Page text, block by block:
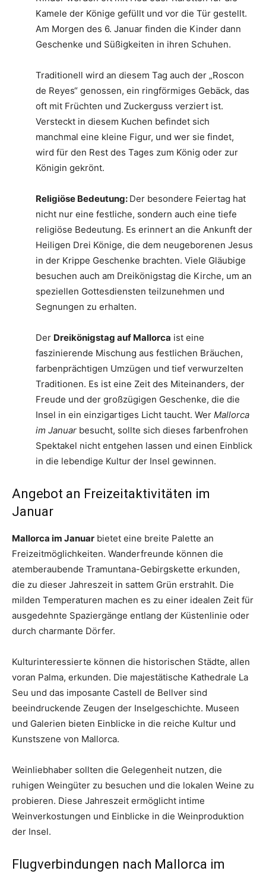
Kamele der Könige gefüllt und vor die Tür gestellt.
Am Morgen des 6. Januar finden die Kinder dann
Geschenke und Süßigkeiten in ihren Schuhen.
Traditionell wird an diesem Tag auch der „Roscon
de Reyes“ genossen, ein ringförmiges Gebäck, das
oft mit Früchten und Zuckerguss verziert ist.
Versteckt in diesem Kuchen befindet sich
manchmal eine kleine Figur, und wer sie findet,
wird für den Rest des Tages zum König oder zur
Königin gekrönt.
Religiöse Bedeutung: Der besondere Feiertag hat
nicht nur eine festliche, sondern auch eine tiefe
religiöse Bedeutung. Es erinnert an die Ankunft der
Heiligen Drei Könige, die dem neugeborenen Jesus
in der Krippe Geschenke brachten. Viele Gläubige
besuchen auch am Dreikönigstag die Kirche, um an
speziellen Gottesdiensten teilzunehmen und
Segnungen zu erhalten.
Der Dreikönigstag auf Mallorca ist eine
faszinierende Mischung aus festlichen Bräuchen,
farbenprächtigen Umzügen und tief verwurzelten
Traditionen. Es ist eine Zeit des Miteinanders, der
Freude und der großzügigen Geschenke, die die
Insel in ein einzigartiges Licht taucht. Wer Mallorca
im Januar besucht, sollte sich dieses farbenfrohen
Spektakel nicht entgehen lassen und einen Einblick
in die lebendige Kultur der Insel gewinnen.
Angebot an Freizeitaktivitäten im
Januar
Mallorca im Januar bietet eine breite Palette an
Freizeitmöglichkeiten. Wanderfreunde können die
atemberaubende Tramuntana-Gebirgskette erkunden,
die zu dieser Jahreszeit in sattem Grün erstrahlt. Die
milden Temperaturen machen es zu einer idealen Zeit für
ausgedehnte Spaziergänge entlang der Küstenlinie oder
durch charmante Dörfer.
Kulturinteressierte können die historischen Städte, allen
voran Palma, erkunden. Die majestätische Kathedrale La
Seu und das imposante Castell de Bellver sind
beeindruckende Zeugen der Inselgeschichte. Museen
und Galerien bieten Einblicke in die reiche Kultur und
Kunstszene von Mallorca.
Weinliebhaber sollten die Gelegenheit nutzen, die
ruhigen Weingüter zu besuchen und die lokalen Weine zu
probieren. Diese Jahreszeit ermöglicht intime
Weinverkostungen und Einblicke in die Weinproduktion
der Insel.
Flugverbindungen nach Mallorca im